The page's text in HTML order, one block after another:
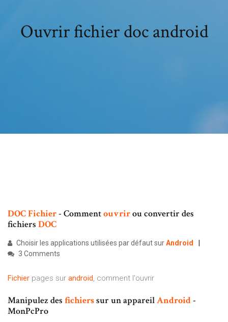
Ouvrir fichier doc android
DOCFichier- Commentouvrirou convertir des
fichiers DOC
Choisir les applications utilisées par défaut surAndroid
3 Comments
Fichier pages sur android, comment l'ouvrir
Manipulez des fichierssur un appareilAndroid-
MonPcPro